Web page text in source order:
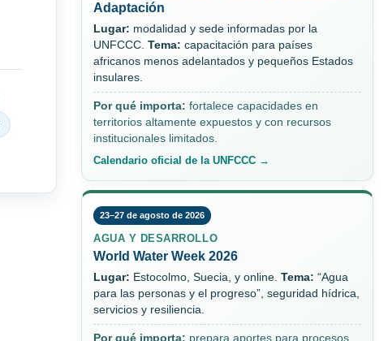
Adaptación
Lugar: modalidad y sede informadas por la
UNFCCC. Tema: capacitación para países
africanos menos adelantados y pequeños Estados
insulares.
Por qué importa: fortalece capacidades en
territorios altamente expuestos y con recursos
institucionales limitados.
Calendario oficial de la UNFCCC →
23–27 de agosto de 2026
AGUA Y DESARROLLO
World Water Week 2026
Lugar: Estocolmo, Suecia, y online. Tema: “Agua
para las personas y el progreso”, seguridad hídrica,
servicios y resiliencia.
Por qué importa: prepara aportes para procesos